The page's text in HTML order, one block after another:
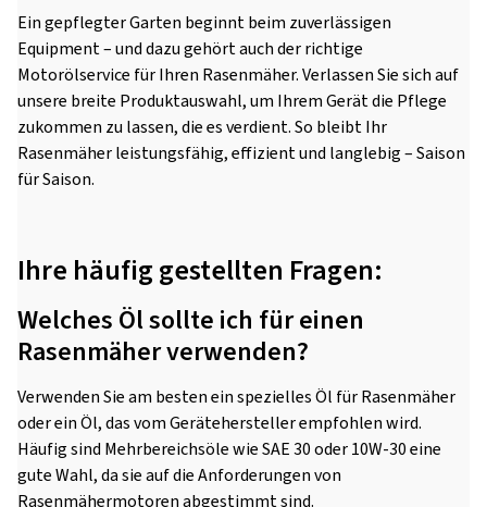
Ein gepflegter Garten beginnt beim zuverlässigen
Equipment – und dazu gehört auch der richtige
Motorölservice für Ihren Rasenmäher. Verlassen Sie sich auf
unsere breite Produktauswahl, um Ihrem Gerät die Pflege
zukommen zu lassen, die es verdient. So bleibt Ihr
Rasenmäher leistungsfähig, effizient und langlebig – Saison
für Saison.
Ihre häufig gestellten Fragen:
Welches Öl sollte ich für einen
Rasenmäher verwenden?
Verwenden Sie am besten ein spezielles Öl für Rasenmäher
oder ein Öl, das vom Gerätehersteller empfohlen wird.
Häufig sind Mehrbereichsöle wie SAE 30 oder 10W-30 eine
gute Wahl, da sie auf die Anforderungen von
Rasenmähermotoren abgestimmt sind.